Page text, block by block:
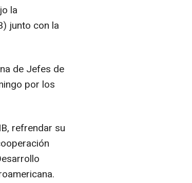
la
junto con la
de Jefes de
por los
refrendar su